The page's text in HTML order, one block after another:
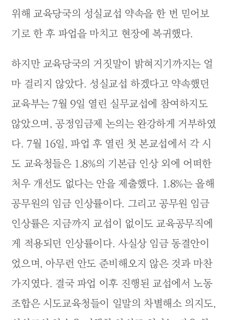
위해 교육당국의 성실교섭 약속을 한 번 믿어보
기로 한 후 파업을 마치고 현장에 복귀했다.
하지만 교육당국의 거짓말이 밝혀지기까지는 얼
마 걸리지 않았다. 성실교섭 하겠다고 약속했던
교육부는 7월 9일 열린 실무교섭에 참여하지도
않았으며, 공정임금제 논의는 완강하게 거부하였
다. 7월 16일, 파업 후 열린 첫 본교섭에서 각 시
도 교육청들은 1.8%의 기본급 인상 외에 어떠한
처우 개선도 없다는 안을 제출했다. 1.8%는 올해
공무원의 임금 인상률이다. 그리고 공무원 임금
인상률은 지금까지 교섭이 없이도 교육공무직에
게 적용되던 인상률이다. 사실상 임금 동결안이
었으며, 아무런 안도 준비해오지 않은 것과 마찬
가지였다. 결국 파업 이후 진행된 교섭에서 노동
조합은 시도교육청들이 일말의 차별해소 의지도,